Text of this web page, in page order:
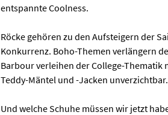
entspannte Coolness.
Röcke gehören zu den Aufsteigern der
Konkurrenz. Boho-Themen verlängern
Barbour verleihen der College-Thematik
Teddy-Mäntel und -Jacken unverzichtbar.
Und welche Schuhe müssen wir jetzt